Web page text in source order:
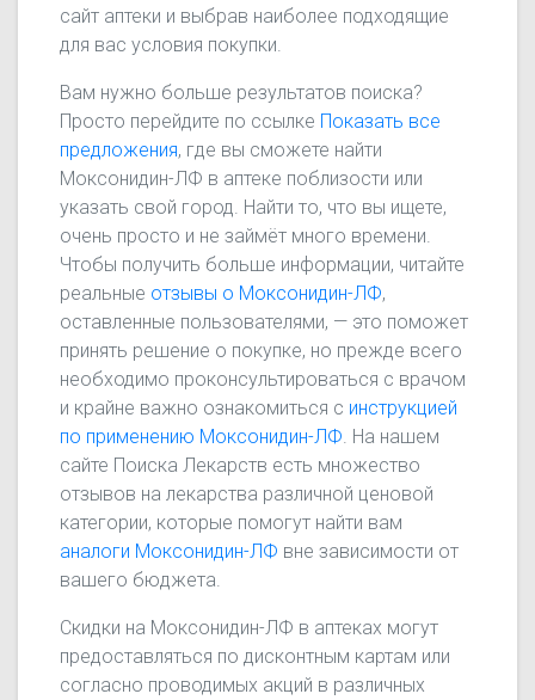
сайт аптеки и выбрав наиболее подходящие
для вас условия покупки.
Вам нужно больше результатов поиска?
Просто перейдите по ссылке Показать все
предложения, где вы сможете найти
Моксонидин-ЛФ в аптеке поблизости или
указать свой город. Найти то, что вы ищете,
очень просто и не займёт много времени.
Чтобы получить больше информации, читайте
реальные отзывы о Моксонидин-ЛФ,
оставленные пользователями, — это поможет
принять решение о покупке, но прежде всего
необходимо проконсультироваться с врачом
и крайне важно ознакомиться с инструкцией
по применению Моксонидин-ЛФ . На нашем
сайте Поиска Лекарств есть множество
отзывов на лекарства различной ценовой
категории, которые помогут найти вам
аналоги Моксонидин-ЛФ вне зависимости от
вашего бюджета.
Скидки на Моксонидин-ЛФ в аптеках могут
предоставляться по дисконтным картам или
согласно проводимых акций в различных